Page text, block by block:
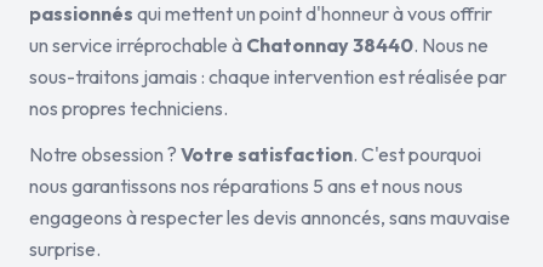
passionnés qui mettent un point d'honneur à vous offrir
un service irréprochable à Chatonnay 38440. Nous ne
sous-traitons jamais : chaque intervention est réalisée par
nos propres techniciens.
Notre obsession ? Votre satisfaction. C'est pourquoi
nous garantissons nos réparations 5 ans et nous nous
engageons à respecter les devis annoncés, sans mauvaise
surprise.